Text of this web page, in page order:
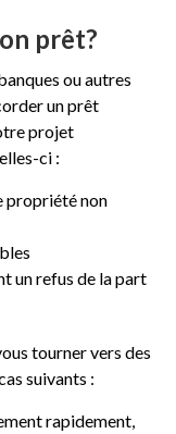
prêt?
ou autres
un prêt
projet
ci :
propriété non
un refus de la part
tourner vers des
suivants :
rapidement,